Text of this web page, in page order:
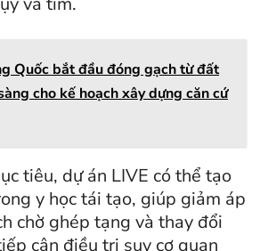
Quốc bắt đầu đóng gạch từ đất
cho kế hoạch xây dựng căn cứ
tiêu, dự án LIVE có thể tạo
y học tái tạo, giúp giảm áp
chờ ghép tạng và thay đổi
cận điều trị suy cơ quan